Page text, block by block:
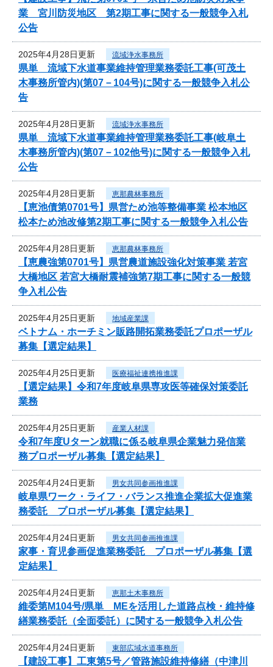
業 宮川防災地区 第2期工事に関する一般競争入札
公告
2025年4月28日更新 流域浄水事務所
県単 流域下水道事業維持管理業務委託工事(可茂土
木事務所管内)(第07－104号)に関する一般競争入札公
告
2025年4月28日更新 流域浄水事務所
県単 流域下水道事業維持管理業務委託工事(岐阜土
木事務所管内)(第07－102他号)に関する一般競争入札
公告
2025年4月28日更新 恵那農林事務所
【恵池債第0701号】県営ため池等整備事業 松本地区
松本ため池改修第2期工事に関する一般競争入札公告
2025年4月28日更新 恵那農林事務所
【恵農強第0701号】県営農道施設強化対策事業 若宮
大橋地区 若宮大橋耐震補強第7期工事に関する一般競
争入札公告
2025年4月25日更新 地域産業課
ベトナム・ホーチミン販路開拓業務委託プロポーザル
募集【選定結果】
2025年4月25日更新 医療福祉連携推進課
【選定結果】令和7年度岐阜県専攻医等確保対策委託
業務
2025年4月25日更新 産業人材課
令和7年度Uターン就職に係る岐阜県企業魅力発信業
務プロポーザル募集【選定結果】
2025年4月24日更新 男女共同参画推進課
岐阜県ワーク・ライフ・バランス推進企業拡大促進業
務委託 プロポーザル募集【選定結果】
2025年4月24日更新 男女共同参画推進課
家事・育児参画促進業務委託 プロポーザル募集【選
定結果】
2025年4月24日更新 恵那土木事務所
維委第M104号/県単 MEを活用した道路点検・維持修
繕業務委託（全面委託）に関する一般競争入札公告
2025年4月24日更新 東部広域水道事務所
【建設工事】工東第5号／管路施設維持修繕（中津川